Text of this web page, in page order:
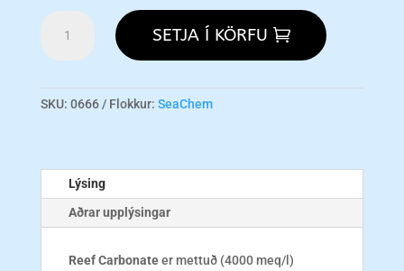
Carbonate
SETJA Í KÖRFU
SKU: 0666 Flokkur: SeaChem
Lýsing
Aðrar upplýsingar
Reef Carbonateer mettuð (4000 meq/l)